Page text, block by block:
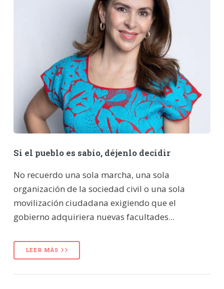
Si el pueblo es sabio, déjenlo decidir
No recuerdo una sola marcha, una sola
organización de la sociedad civil o una sola
movilización ciudadana exigiendo que el
gobierno adquiriera nuevas facultades...
LEER MÁS